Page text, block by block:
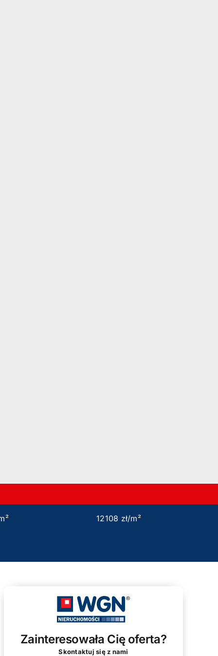
12108 zł/m²
Zainteresowała Cię oferta?
Skontaktuj się z nami